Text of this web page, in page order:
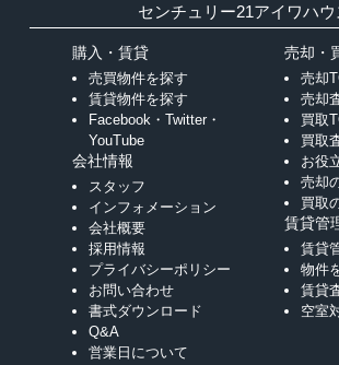
センチュリー21アイワハウ
購入・賃貸
売買物件を探す
賃貸物件を探す
Facebook・Twitter・
YouTube
会社情報
スタッフ
インフォメーション
会社概要
採用情報
プライバシーポリシー
お問い合わせ
書式ダウンロード
Q&A
営業日について
売却・
売却
売却
買取
買取
お役
売却
買取
賃貸管
賃貸
物件
賃貸
空室